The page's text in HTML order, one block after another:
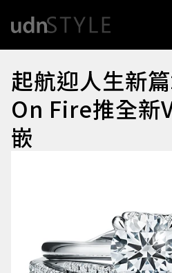
起航迎人生新
On Fire推全新
嵌